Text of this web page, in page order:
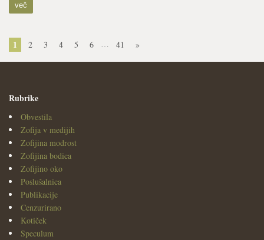
več
1 2 3 4 5 6 … 41 »
Rubrike
Obvestila
Zofija v medijih
Zofijina modrost
Zofijina bodica
Zofijino oko
Poslušalnica
Publikacije
Cenzurirano
Kotiček
Speculum